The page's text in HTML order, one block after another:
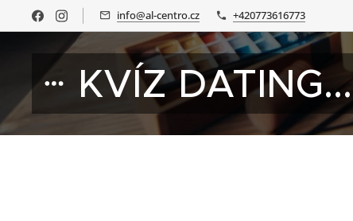
info@al-centro.cz +420773616773
KVÍZ DATING...